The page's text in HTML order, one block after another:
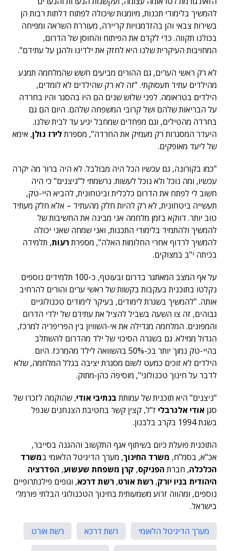
להמשיך בלימודי תכנות, מיומנות שיכולה לפתוח דלתות רבות הן
בשירות צבאי והן בהזדמנויות קריירה, מעוררת השראה ומפיחה
בכולנו תקווה. כדי לקדם את הפיתוח והחוסן של הדרום,
המחויבות העיקרית שלנו היא לחזק את ילדינו ולהגן על עתידם".
לא רק ראשי הערים, גם ההורים מביעים חשש שהמלחמה תמנע
מהילדים עתיד תעסוקתי. "זה לא רק שהילדים לא לומדים,
הילדים בטראומה. לפני שלוש שנים הם היו בהסגר והיו בחרדה
על הבריאות שלהם ושל קרובי המשפחה שלהם. היום הם גם
בחרדה מהטילים, וגם מפחדים שמחבל יגיע עד לבית שלנו.
היעדר המסגרות רק מעמיק את החרדה", מספרתלירז גולן, אימא
של ליעד מאופקים.
"כמו בקורונה, גם עכשיו הכל היה מבולבל. לא היה ברור מה יקרה
עכשיו, ומה נוכל ולא נוכל לעשות. נרשמתי ל"ניצנים" כי היה
חשוב לי לפתח את הדרום כלכלית וביטחונית, להביא היי-טק,
תעשייה ביטחונית, לא רק להיות חלק מהעתיד – אלא חלק מעתיד
טוב יותר. דווקא בזמן מלחמה אני מבינה את החשיבות של
להמשיך ולהתמיד בלימודי התכנות, ואני שמחה שאני יכולה
להמשיך לרדוף אחרי החלומות האלה", מספרתרעות, תלמידה
בכיתה י"ב במצוקים.
על אף המצב המאתגר בדרום ובעוטף, כ-100 תלמידים נוספים
נקלטו בתוכנית בעקבות בקשות של ראשי ערים והורים להרחיב
אותה. "להמשיך בשגרת לימודים, בעיקר לימודים טכנולוגיים
גבוהים, זה צו השעה בשביל להציל את עתידם של ילדי הדרום
והמפונים. המלחמה מגדילה את אי-השוויון בין הפריפריה למרכז,
הגדול ממילא. גם בשגרה הסיכוי של ילד מהדרום להשתלב
בהיי-טק נמוך יותר בכ-50% בהשוואה לילד מהמרכז. היום
הילדים לא זוכים כמעט לשום מסגרת יציבה בגלל המלחמה, שלא
לדבר על חינוך טכנולוגי", מוסיפה כהן-מתוק.
"ניצנים" היא תוכנית של עמותת בנתיבי אודי, שהוקמה לזכרו של
סגן אודי אלגרבלי ז"ל, קצין קשר בחטיבת הצנחנים שנפל
בשנת 1994 בקרב בלבנון.
התוכנית פועלת כיום בשיתוף אגף התקשוב וההגנה בסייבר,
אכ"א, בסמ"ח, משרד החינוך, מערך הדיגיטל הלאומי במשרד
הכלכלה, חברת הפניקס, קרן משפחת שעשוע, הפדרציה
היהודית בניו יורק, רשת אורט, רשת דרכא, וגופים פילנתרופיים
נוספים, ומהווה זרוע משמעותית בחינוך הטכנולוגי הבלתי פורמלי
בישראל.
מערך הדיגיטל הלאומי רשת דרכא
רשת אורט